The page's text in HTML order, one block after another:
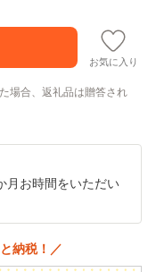
お気に入り
場合、返礼品は贈答され
月お時間をいただい
納税！／